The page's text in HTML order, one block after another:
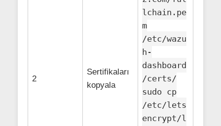
2
Sertifikaları
kopyala
lchain.pe
m
/etc/wazu
h-
dashboard
/certs/
sudo cp
/etc/lets
encrypt/l